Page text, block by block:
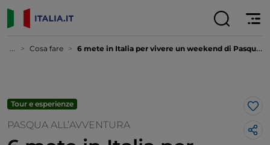
... Cosa fare 6 mete in Italia per vivere un weekend di Pasqua avventuroso e adrenalinico
Tour e esperienze
PASQUA ALL’AVVENTURA